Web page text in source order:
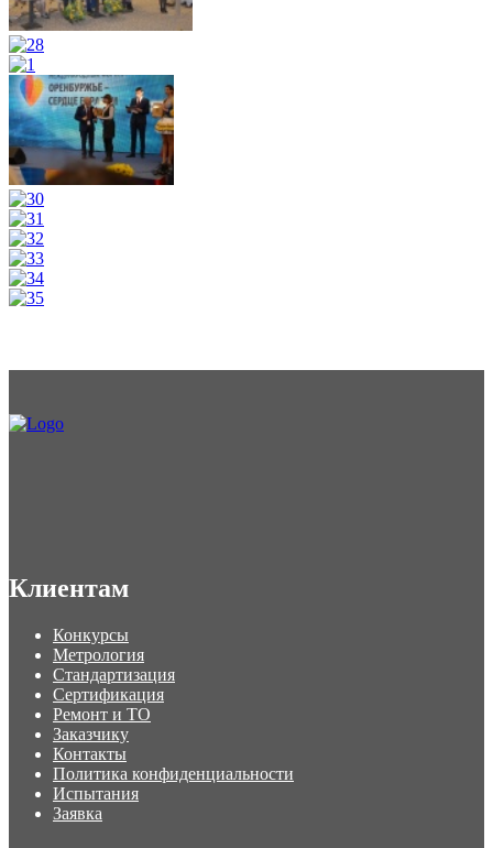
Клиентам
Конкурсы
Метрология
Стандартизация
Сертификация
Ремонт и ТО
Заказчику
Контакты
Политика конфиденциальности
Испытания
Заявка